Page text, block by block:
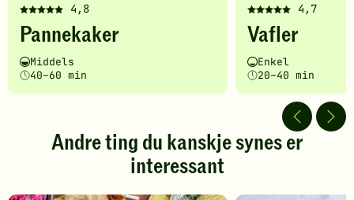
4,8
Denne
oppskriften
fått
5
av
stjerner.
Pannekaker
Vanskelighetsgrad
Middels
Tilberedningstid
40–60 min
4,7
Denne
oppskriften
fått
5
av
stjerner.
Klikk
Vafler
Vanskelighetsgrad
Enkel
Tilberedningstid
20–40 min
Andre ting du kanskje synes er
interessant